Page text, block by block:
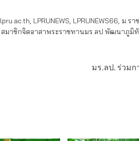
lpru.ac.th, LPRUNEWS, LPRUNEWS66, ม.รา
สมาชิกจิตอาสาพระราชทานมร.ลป.พัฒนาภูมิ
มร.ลป. ร่วมก